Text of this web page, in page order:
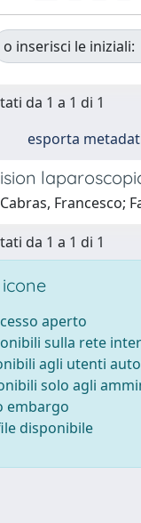
o inserisci le iniziali:
da 1 a 1 di 1
esporta
Francesco;
da 1 a 1 di 1
aperto
sulla rete
agli utenti
solo agli
embargo
disponibile